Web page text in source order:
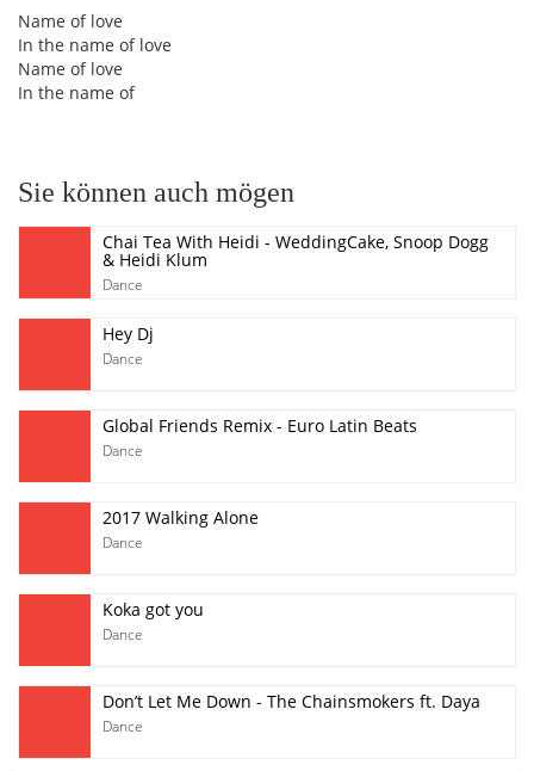
pause
Name of love
In the name of love
Name of love
In the name of
Sie können auch mögen
Chai Tea With Heidi - WeddingCake, Snoop Dogg
& Heidi Klum
Dance
Hey Dj
Dance
Global Friends Remix - Euro Latin Beats
Dance
2017 Walking Alone
Dance
Koka got you
Dance
Don’t Let Me Down - The Chainsmokers ft. Daya
Dance